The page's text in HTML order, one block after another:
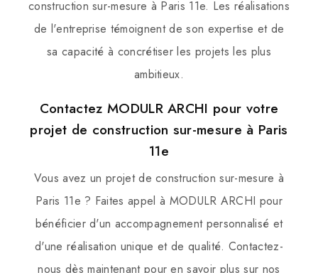
construction sur-mesure à Paris 11e. Les réalisations
de l'entreprise témoignent de son expertise et de
sa capacité à concrétiser les projets les plus
ambitieux.
Contactez MODULR ARCHI pour votre
projet de construction sur-mesure à Paris
11e
Vous avez un projet de construction sur-mesure à
Paris 11e ? Faites appel à MODULR ARCHI pour
bénéficier d'un accompagnement personnalisé et
d'une réalisation unique et de qualité. Contactez-
nous dès maintenant pour en savoir plus sur nos